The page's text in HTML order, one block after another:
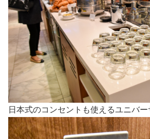
日本式のコンセントも使えるユニバー